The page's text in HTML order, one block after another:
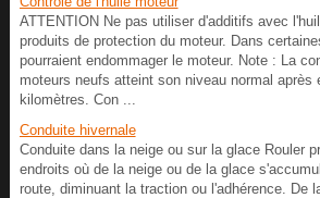
ATTENTION Ne pas utiliser d'additifs avec
produits de protection du moteur. Dans
pourraient endommager le moteur. Note : La
moteurs neufs atteint son niveau normal après
kilomètres. Con ...
Conduite hivernale
Conduite dans la neige ou sur la glace Rouler
endroits où de la neige ou de la glace
route, diminuant la traction ou l'adhérence. De